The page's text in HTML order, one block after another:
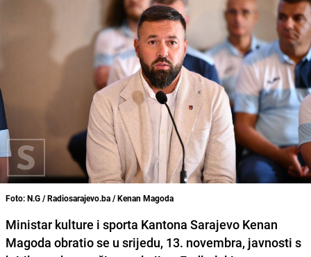
Foto: N.G / Radiosarajevo.ba / Kenan Magoda
Ministar kulture i sporta Kantona Sarajevo Kenan
Magoda obratio se u srijedu, 13. novembra, javnosti s